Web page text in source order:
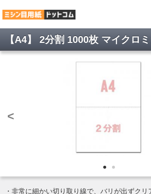
<
・非常に細かい切り取り線で、バリが出ずクリ